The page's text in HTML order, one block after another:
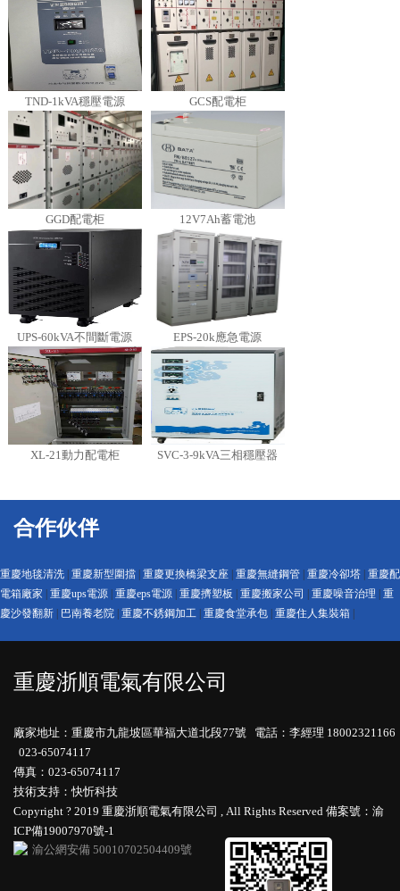
TND-1kVA穩壓電源 GCS配電柜
GGD配電柜 12V7Ah蓄電池
UPS-60kVA不間斷電源 EPS-20k應急電源
XL-21動力配電柜 SVC-3-9kVA三相穩壓器
合作伙伴
重慶地毯清洗 重慶新型圍擋 重慶更換橋梁支座 重慶無縫鋼管 重慶冷卻塔 重慶配
電箱廠家
重慶ups電源 重慶eps電源 重慶擠塑板 重慶搬家公司 重慶噪音治理
重
慶沙發翻新
巴南養老院 重慶不銹鋼加工 重慶食堂承包 重慶住人集裝箱
重慶浙順電氣有限公司
廠家地址：重慶市九龍坡區華福大道北段77號 電話：李經理 18002321166
023-65074117
傳真：023-65074117
技術支持：快忻科技
Copyright ? 2019 重慶浙順電氣有限公司 , All Rights Reserved 備案號：渝
ICP備19007970號-1
渝公網安備 50010702504409號